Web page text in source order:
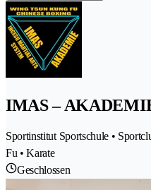
IMAS –
Sportinstitut Sportschule •
Fu • Karate
Geschlossen